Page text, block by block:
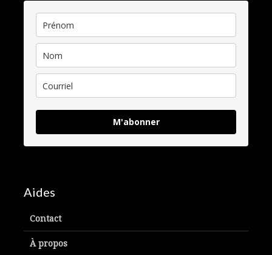
M'abonner
Aides
Contact
À propos